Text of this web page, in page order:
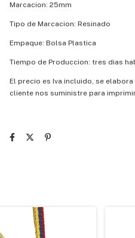
Marcacion: 25mm
Tipo de Marcacion: Resinado
Empaque: Bolsa Plastica
Tiempo de Produccion: tres dias
El precio es Iva incluido, se
cliente nos suministre para